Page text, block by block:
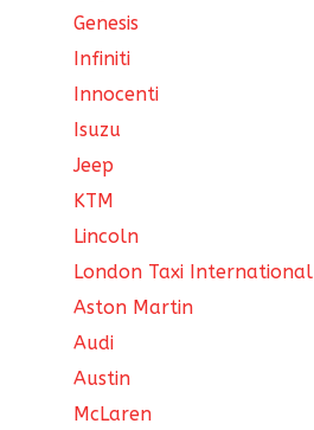
Genesis
Infiniti
Innocenti
Isuzu
Jeep
KTM
Lincoln
London Taxi International
Aston Martin
Audi
Austin
McLaren